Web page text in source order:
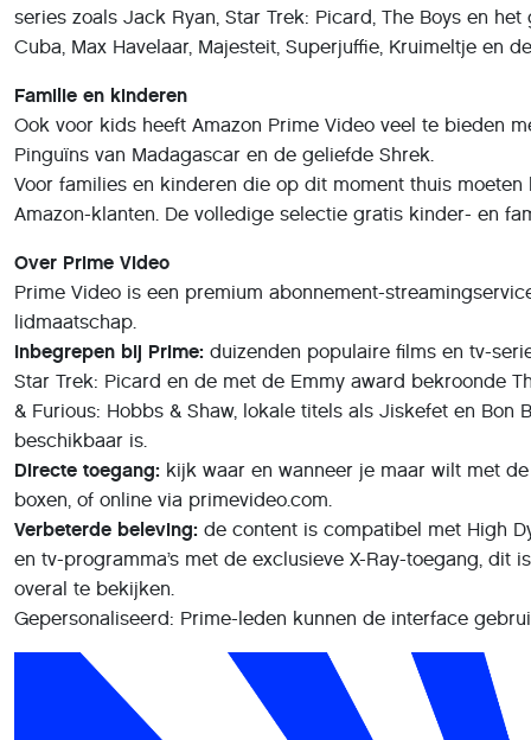
series zoals Jack Ryan, Star Trek: Picard, The Boys en
Cuba, Max Havelaar, Majesteit, Superjuffie, Kruimeltje en
Familie en kinderen
Ook voor kids heeft Amazon Prime Video veel te bieden
Pinguïns van Madagascar en de geliefde Shrek.
Voor families en kinderen die op dit moment thuis
Amazon-klanten. De volledige selectie gratis kinder- en
Over Prime Video
Prime Video is een premium abonnement-
lidmaatschap.
Inbegrepen bij Prime: duizenden populaire films en tv-
Star Trek: Picard en de met de Emmy award bekroonde
& Furious: Hobbs & Shaw, lokale titels als Jiskefet en
beschikbaar is.
Directe toegang: kijk waar en wanneer je maar wilt met
boxen, of online via primevideo.com.
Verbeterde beleving: de content is compatibel met High
en tv-programma’s met de exclusieve X-Ray-toegang,
overal te bekijken.
Gepersonaliseerd: Prime-leden kunnen de interface